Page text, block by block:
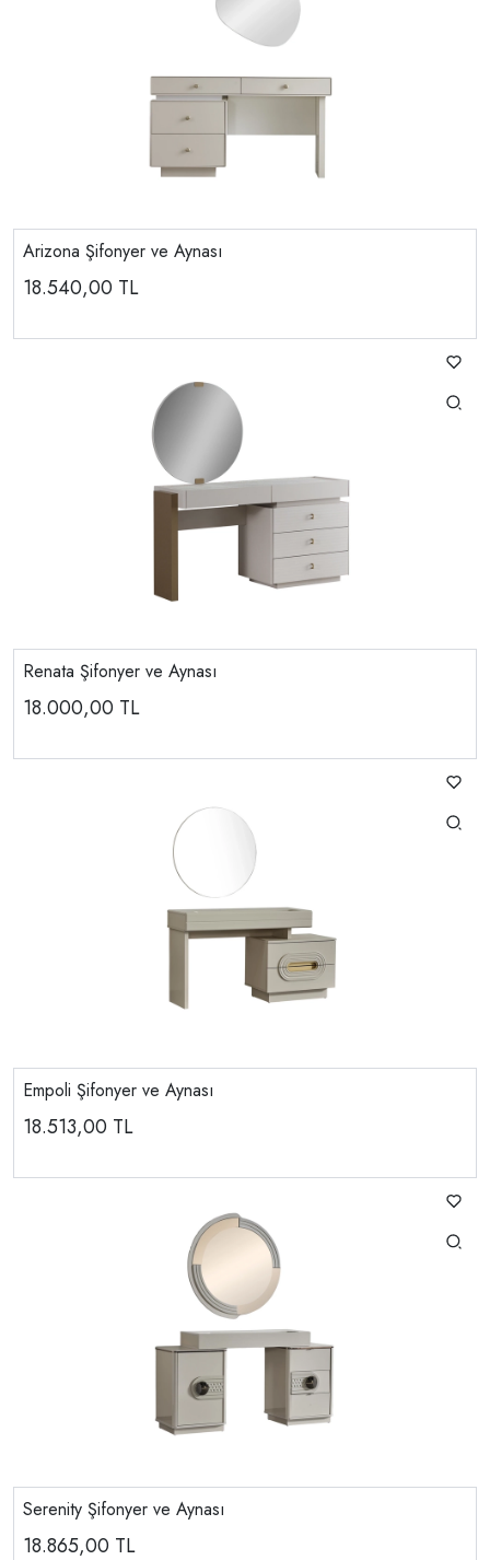
Arizona Şifonyer ve Aynası
18.540,00 TL
Renata Şifonyer ve Aynası
18.000,00 TL
Empoli Şifonyer ve Aynası
18.513,00 TL
Serenity Şifonyer ve Aynası
18.865,00 TL